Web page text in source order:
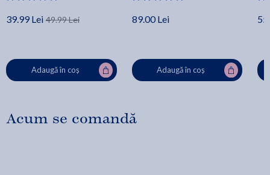
39.99 Lei 49.99 Lei
Adaugă în coș
89.00 Lei
Adaugă în coș
Acum se comandă